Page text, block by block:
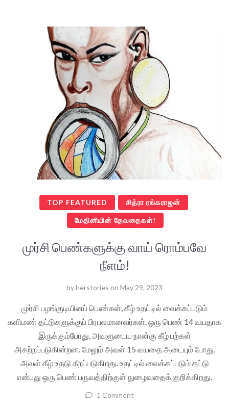
TOP FEATURED சித்ரா ரங்கராஜன்
மேதினியின் தேவதைகள்!
முர்சி பெண்களுக்கு வாய் ரொம்பவே
நீளம்!
byherstories on May 29, 2023
முர்சி பழங்குடியினப் பெண்கள், கீழ் உதட்டில் வைக்கப்படும்
களிமண் தட்டுகளுக்குப் பிரபலமானவர்கள். ஒரு பெண் 14 வயதாக
இருக்கும்போது, அவளுடைய நான்கு கீழ் பற்கள்
அகற்றப்படுகின்றன. மேலும் அவள் 15 வயதை அடையும் போது,
அவள் கீழ் உதடு கீறப்படுகிறது. உதட்டில் வைக்கப்படும் தட்டு
என்பது ஒரு பெண் பருவத்திற்குள் நுழைவதைக் குறிக்கிறது.
1 Comment